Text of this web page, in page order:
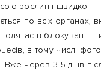
рослин і швидко
по всіх органах,
полягає в блокуванні
в тому числі
Вже через 3-5 днів